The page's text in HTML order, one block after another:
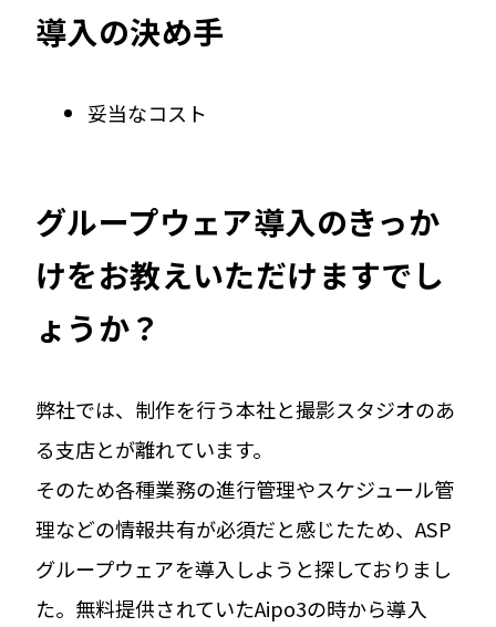
導入の決め手
妥当なコスト
グループウェア導入のきっか
けをお教えいただけますでし
ょうか？
弊社では、制作を行う本社と撮影スタジオのあ
る支店とが離れています。
そのため各種業務の進行管理やスケジュール管
理などの情報共有が必須だと感じたため、ASP
グループウェアを導入しようと探しておりまし
た。無料提供されていたAipo3の時から導入